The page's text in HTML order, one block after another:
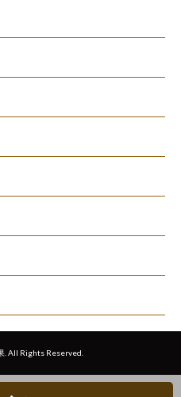
. All Rights Reserved.